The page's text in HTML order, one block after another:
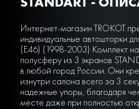
Интернет-магазин TROKOT
индивидуальные автошторки
(E46) (1998-2003) Комплект
полусферу из 3 экранов
в любой город России. Они
изнутри салона всего за 3
надежные упоры, благодаря
месте даже при полностью